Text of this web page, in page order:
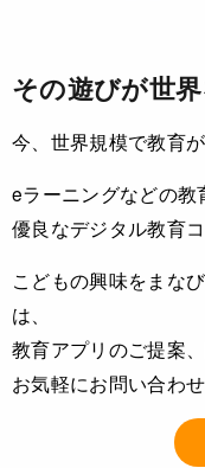
その遊びが世界
今、世界規模で教育
eラーニングなどの教
優良なデジタル教育
こどもの興味をまな
は、
教育アプリのご提案
お気軽にお問い合わせ